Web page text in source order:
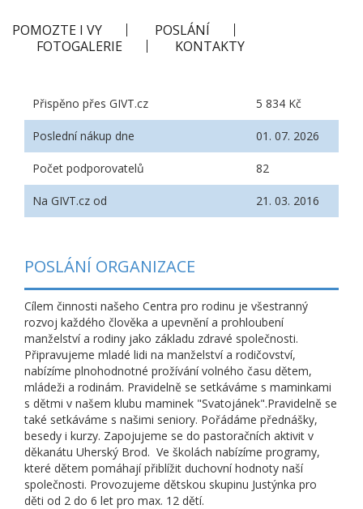
POMOZTE I VY
POSLÁNÍ
FOTOGALERIE
KONTAKTY
Přispěno přes GIVT.cz 5 834 Kč
Poslední nákup dne 01. 07. 2026
Počet podporovatelů 82
Na GIVT.cz od 21. 03. 2016
POSLÁNÍ ORGANIZACE
Cílem činnosti našeho Centra pro rodinu je všestranný
rozvoj každého člověka a upevnění a prohloubení
manželství a rodiny jako základu zdravé společnosti.
Připravujeme mladé lidi na manželství a rodičovství,
nabízíme plnohodnotné prožívání volného času dětem,
mládeži a rodinám. Pravidelně se setkáváme s maminkami
s dětmi v našem klubu maminek "Svatojánek".Pravidelně se
také setkáváme s našimi seniory. Pořádáme přednášky,
besedy i kurzy. Zapojujeme se do pastoračních aktivit v
děkanátu Uherský Brod. Ve školách nabízíme programy,
které dětem pomáhají přiblížit duchovní hodnoty naší
společnosti. Provozujeme dětskou skupinu Justýnka pro
děti od 2 do 6 let pro max. 12 dětí.